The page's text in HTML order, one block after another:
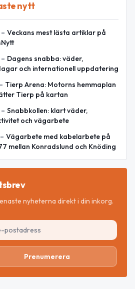
nytt
– Veckans mest lästa artiklar på
– Dagens snabba: väder,
och internationell uppdatering
– Tierp Arena: Motorns hemmaplan
Tierp på kartan
– Snabbkollen: klart väder,
och vägarbete
– Vägarbete med kabelarbete på
mellan Konradslund och Knöding
nyheterna direkt i din inkorg.
Prenumerera